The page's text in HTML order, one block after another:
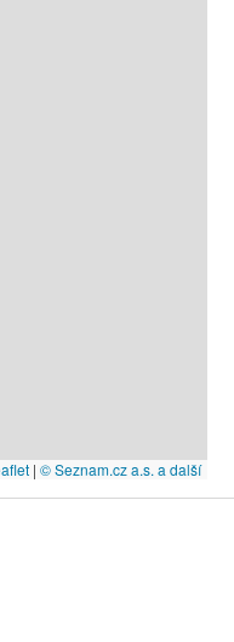
| © Seznam.cz a.s. a další